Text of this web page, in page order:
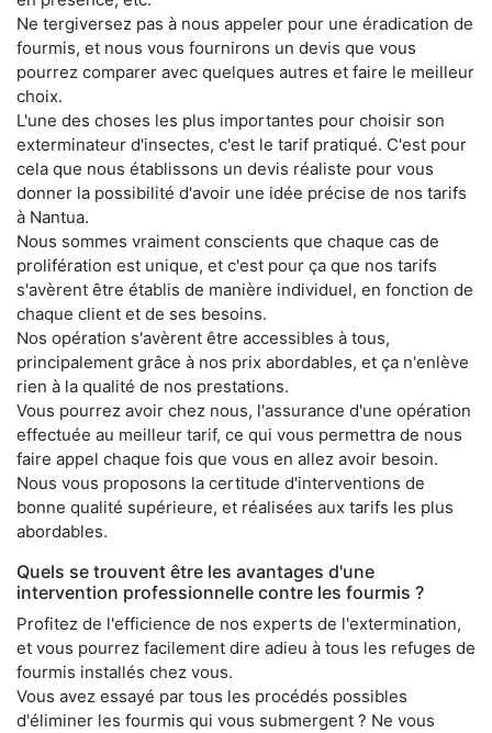
Ne tergiversez pas à nous appeler pour une éradication de
fourmis, et nous vous fournirons un devis que vous
pourrez comparer avec quelques autres et faire le meilleur
choix.
L'une des choses les plus importantes pour choisir son
exterminateur d'insectes, c'est le tarif pratiqué. C'est pour
cela que nous établissons un devis réaliste pour vous
donner la possibilité d'avoir une idée précise de nos tarifs
à Nantua.
Nous sommes vraiment conscients que chaque cas de
prolifération est unique, et c'est pour ça que nos tarifs
s'avèrent être établis de manière individuel, en fonction de
chaque client et de ses besoins.
Nos opération s'avèrent être accessibles à tous,
principalement grâce à nos prix abordables, et ça n'enlève
rien à la qualité de nos prestations.
Vous pourrez avoir chez nous, l'assurance d'une opération
effectuée au meilleur tarif, ce qui vous permettra de nous
faire appel chaque fois que vous en allez avoir besoin.
Nous vous proposons la certitude d'interventions de
bonne qualité supérieure, et réalisées aux tarifs les plus
abordables.
Quels se trouvent être les avantages d'une
intervention professionnelle contre les fourmis ?
Profitez de l'efficience de nos experts de l'extermination,
et vous pourrez facilement dire adieu à tous les refuges de
fourmis installés chez vous.
Vous avez essayé par tous les procédés possibles
d'éliminer les fourmis qui vous submergent ? Ne vous